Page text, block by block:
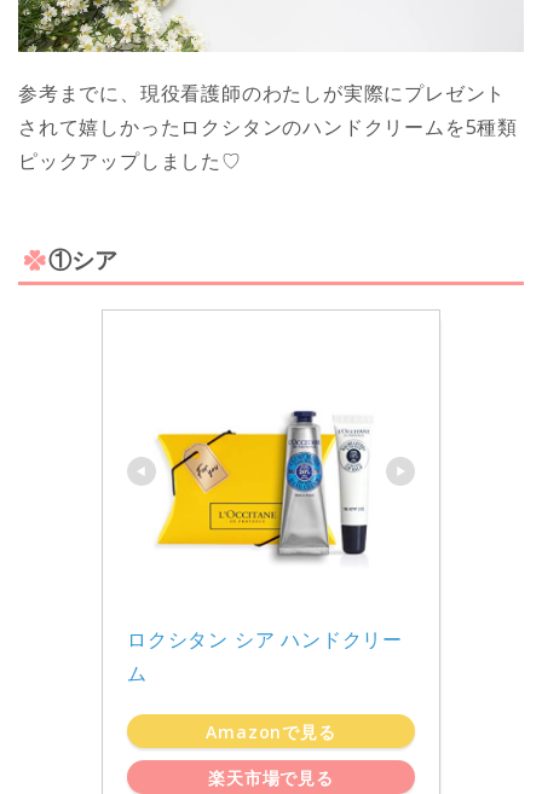
参考までに、現役看護師のわたしが実際にプレゼント
されて嬉しかったロクシタンのハンドクリームを5種類
ピックアップしました♡
①シア
ロクシタン シア ハンドクリー
ム
Amazonで見る
楽天市場で見る